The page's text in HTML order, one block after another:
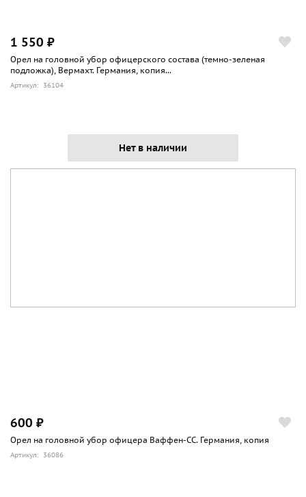
1 550 ₽
Орел на головной убор офицерского состава (темно-зеленая
подложка), Вермахт. Германия, копия...
Артикул: 36104
Нет в наличии
600 ₽
Орел на головной убор офицера Ваффен-СС. Германия, копия
Артикул: 36086